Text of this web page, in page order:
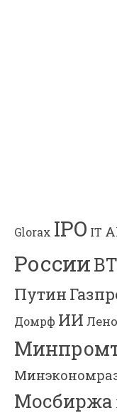
Glorax IPO IT
России
Путин
Домрф ИИ
Мосбиржа